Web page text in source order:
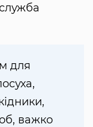
для
важко